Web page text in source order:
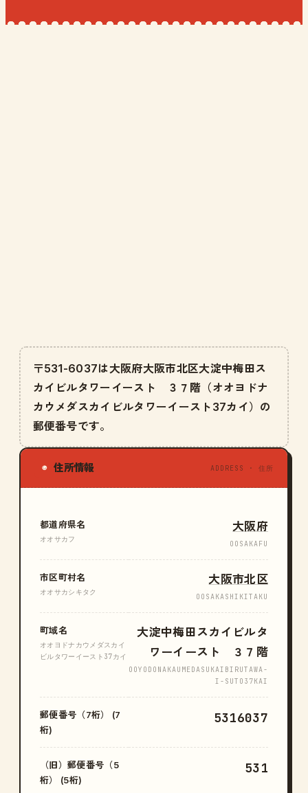
〒531-6037は大阪府大阪市北区大淀中梅田ス
カイビルタワーイースト ３７階（オオヨドナ
カウメダスカイビルタワーイースト37カイ）の
郵便番号です。
◉ 住所情報 ADDRESS · 住所
都道府県名
オオサカフ
大阪府
OOSAKAFU
市区町村名
オオサカシキタク
大阪市北区
OOSAKASHIKITAKU
町域名
オオヨドナカウメダスカイ
ビルタワーイースト37カイ
大淀中梅田スカイビルタ
ワーイースト ３７階
OOYODONAKAUMEDASUKAIBIRUTAWA-
I-SUTO37KAI
郵便番号（7桁） (7
桁)
5316037
（旧）郵便番号（5
桁） (5桁)
531